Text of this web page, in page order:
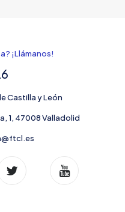
¡Llámanos!
Castilla y León
1, 47008 Valladolid